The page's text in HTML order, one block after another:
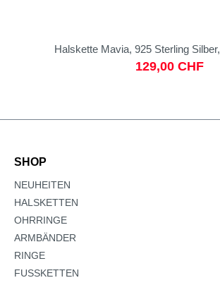
Halskette Mavia, 925 Sterling
129,00 CHF
SHOP
NEUHEITEN
HALSKETTEN
OHRRINGE
ARMBÄNDER
RINGE
FUSSKETTEN